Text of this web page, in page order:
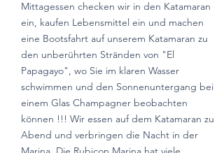
Mittagessen checken wir in den Katamaran
ein, kaufen Lebensmittel ein und machen
eine Bootsfahrt auf unserem Katamaran zu
den unberührten Stränden von "El
Papagayo", wo Sie im klaren Wasser
schwimmen und den Sonnenuntergang bei
einem Glas Champagner beobachten
können !!! Wir essen auf dem Katamaran zu
Abend und verbringen die Nacht in der